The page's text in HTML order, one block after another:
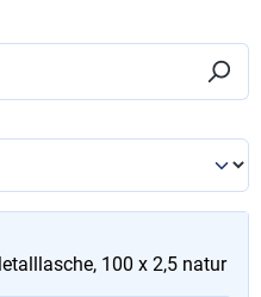
100 x 2,5 natur